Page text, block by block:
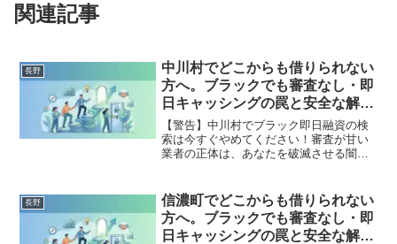
関連記事
長野
中川村でどこからも借りられない
方へ。ブラックでも審査なし・即
日キャッシングの罠と安全な解決
策
【警告】中川村でブラック即日融資の検
索は今すぐやめてください！審査が甘い
業者の正体は、あなたを破滅させる闇金
村で違法業者を避け、借金地獄から抜け
出した方々の実体験と確実な解決策を完
全公開。
長野
信濃町でどこからも借りられない
方へ。ブラックでも審査なし・即
日キャッシングの罠と安全な解決